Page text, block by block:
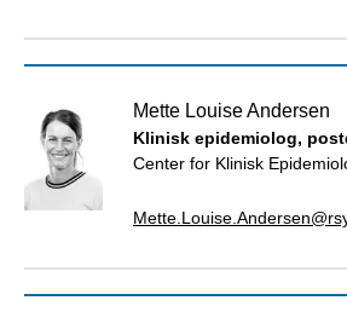
Mette Louise Andersen
Klinisk epidemiolog,
Center for Klinisk